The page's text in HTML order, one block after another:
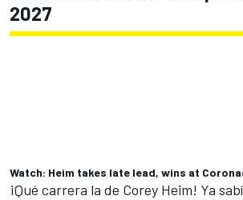
2027
Watch: Heim takes late lead, wins at
¡Qué carrera la de Corey Heim! Ya